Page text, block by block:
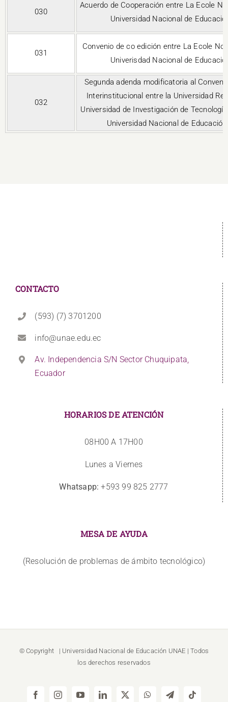
030
Acuerdo de Cooperación entre La Ecole
Universidad Nacional de
031
Convenio de co edición entre La Ecole
Univerisdad Nacional de
032
Segunda adenda modificatoria al
Interinstitucional entre la Universidad
Universidad de Investigación de
Universidad Nacional de
CONTACTO
(593) (7) 3701200
info@unae.edu.ec
Av. Independencia S/N Sector Chuquipata,
Ecuador
HORARIOS DE ATENCIÓN
08H00 A 17H00
Lunes a Viernes
Whatsapp: +593 99 825 2777
MESA DE AYUDA
(Resolución de problemas de ámbito tecnológico)
© Copyright | Universidad Nacional de Educación UNAE | Todos
los derechos reservados
FacebookInstagramYouTubeLinkedIn
X WhatsAppTelegramTiktok